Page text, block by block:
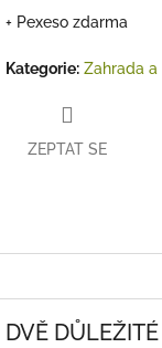
+ Pexeso zdarma
Kategorie: Zahrada
ZEPTAT SE
DVĚ